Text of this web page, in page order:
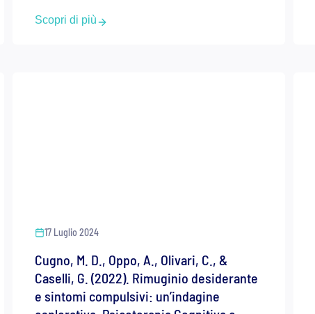
Scopri di più
17 Luglio 2024
Cugno, M. D., Oppo, A., Olivari, C., &
Caselli, G. (2022). Rimuginio desiderante
e sintomi compulsivi: un’indagine